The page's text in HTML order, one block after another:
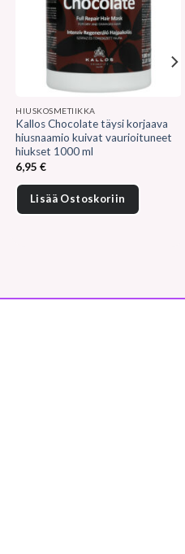
HIUSKOSMETIIKKA
Kallos Chocolate täysi korjaava
hiusnaamio kuivat vaurioituneet
hiukset 1000 ml
6,95€
Lisää Ostoskoriin